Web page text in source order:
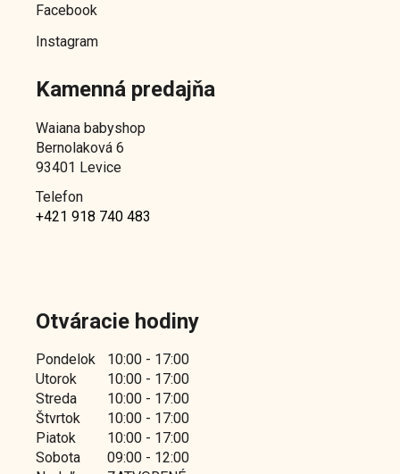
Facebook
Instagram
Kamenná predajňa
Waiana babyshop
Bernolaková 6
93401 Levice
Telefon
+421 918 740 483
Otváracie hodiny
Pondelok
10:00 - 17:00
Utorok
10:00 - 17:00
Streda
10:00 - 17:00
Štvrtok
10:00 - 17:00
Piatok
10:00 - 17:00
Sobota
09:00 - 12:00